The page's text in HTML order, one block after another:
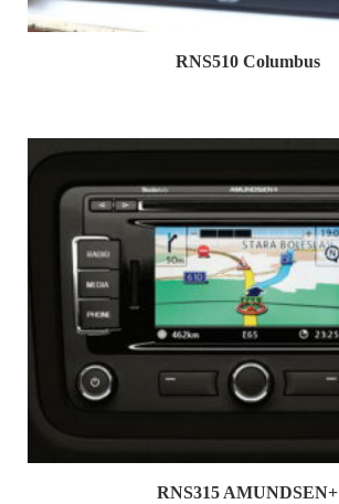
RNS510 Columbus
RNS315 AMUNDSEN+